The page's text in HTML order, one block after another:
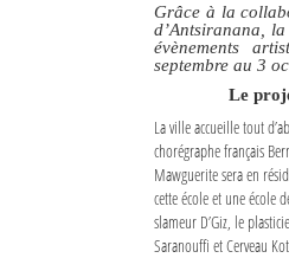
La Tribune de Diego en PDF
Grâce à la
d’Antsiranana,
évènements
septembre au 3
Le
La ville accueille tout
chorégraphe français
Mawguerite sera en
cette école et une école
slameur D’Giz, le
Saranouffi et Cerveau